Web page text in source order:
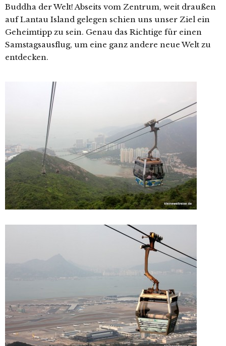
Buddha der Welt! Abseits vom Zentrum, weit draußen
auf Lantau Island gelegen schien uns unser Ziel ein
Geheimtipp zu sein. Genau das Richtige für einen
Samstagsausflug, um eine ganz andere neue Welt zu
entdecken.